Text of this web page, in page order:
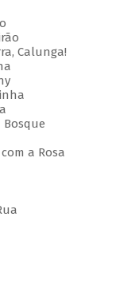
Calunga!
Bosque
a Rosa